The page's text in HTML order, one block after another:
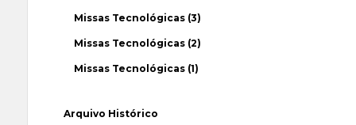
Missas Tecnológicas (3)
Missas Tecnológicas (2)
Missas Tecnológicas (1)
Arquivo Histórico